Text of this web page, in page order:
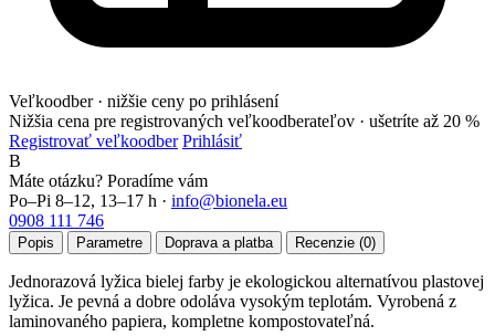
Veľkoodber · nižšie ceny po prihlásení
Nižšia cena pre registrovaných veľkoodberateľov · ušetríte až 20 %
Registrovať veľkoodber Prihlásiť
B
Máte otázku? Poradíme vám
Po–Pi 8–12, 13–17 h · info@bionela.eu
0908 111 746
Popis Parametre Doprava a platba Recenzie (0)
Jednorazová lyžica bielej farby je ekologickou alternatívou plastovej
lyžica. Je pevná a dobre odoláva vysokým teplotám. Vyrobená z
laminovaného papiera, kompletne kompostovateľná.